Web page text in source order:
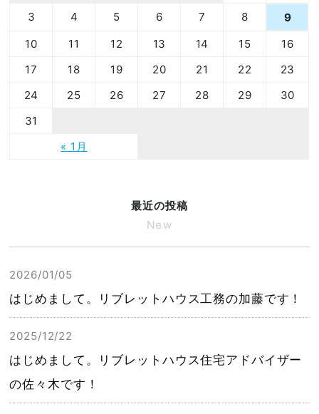
« 1月
3
4 5 6 7 8
9
10
11 12 13 14 15
16
17
18 19 20 21 22
23
24
25 26 27 28 29
30
31
最近の投稿
New
2026/01/05
はじめまして。リブレットハウス工務の加藤です！
2025/12/22
はじめまして。リブレットハウス住宅アドバイザー
の佐々木です！